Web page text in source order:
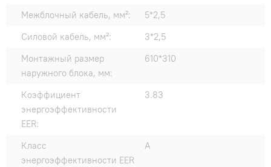
Межблочный кабель, мм²:
5*2,5
Силовой кабель, мм²:
3*2,5
Монтажный размер
наружного блока, мм:
610*310
Коэффициент
энергоэффективности
EER:
3.83
Класс
энергоэффективности EER
A